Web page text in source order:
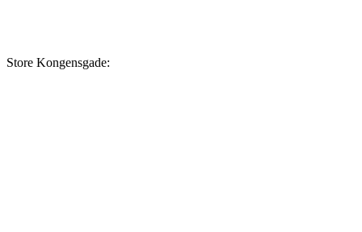
Store Kongensgade: